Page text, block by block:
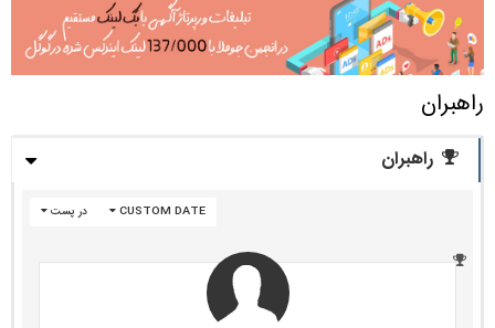
راهبران
راهبران
در پست CUSTOM DATE